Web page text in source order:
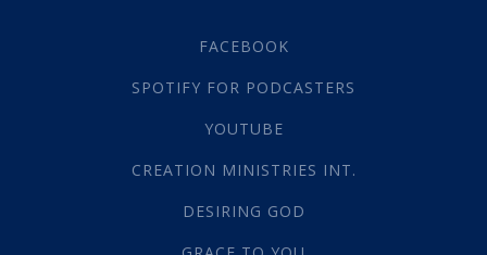
Die Onse Vader(12)
God(392)
Afgode(23)
Almag(1)
Alomteenwoordig
FACEBOOK
SPOTIFY FOR PODCASTERS
YOUTUBE
CREATION MINISTRIES INT.
DESIRING GOD